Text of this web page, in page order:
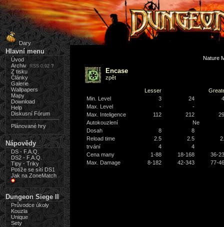
Dary
Hlavní menu
Úvod
Archiv
RSS 0.92 ?
Z tisku
Články
Galerie
Wallpapers
Mapy
Download
Help
Diskusní Fórum
Plánované hry
Nápovědy
DS - F.A.Q.
DS2 - F.A.Q.
Tipy - Triky
Potíže se sítí DS1
Jak na ZoneMatch
Dungeon Siege II
Průvodce úkoly
Kouzla
Unique
Sety
Nature
Encase
zpět
Lesser
Min. Level
3 24
Max. Level
-
-
Max. Inteligence
112 212
Autokouzlení
Ne
Dosah
8
8
Reload time
2.5 2.5
trvání
4
4
Cena many
1-88 18-168
36-
Max. Damage
8-182 42-343 77-